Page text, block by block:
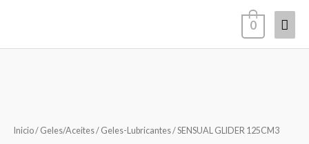
0
Inicio/ Geles/Aceites/ Geles-Lubricantes/ SENSUAL GLIDER 125CM3